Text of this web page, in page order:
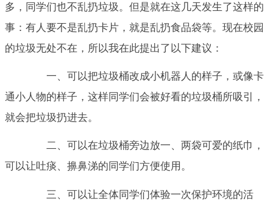
多，同学们也不乱扔垃圾。但是就在这几天发生了这样的
事：有人要不是乱扔卡片，就是乱扔食品袋等。现在校园
的垃圾无处不在，所以我在此提出了以下建议：
一、可以把垃圾桶改成小机器人的样子，或像卡
通小人物的样子，这样同学们会被好看的垃圾桶所吸引，
就会把垃圾扔进去。
二、可以在垃圾桶旁边放一、两袋可爱的纸巾，
可以让吐痰、擤鼻涕的同学们方便使用。
三、可以让全体同学们体验一次保护环境的活